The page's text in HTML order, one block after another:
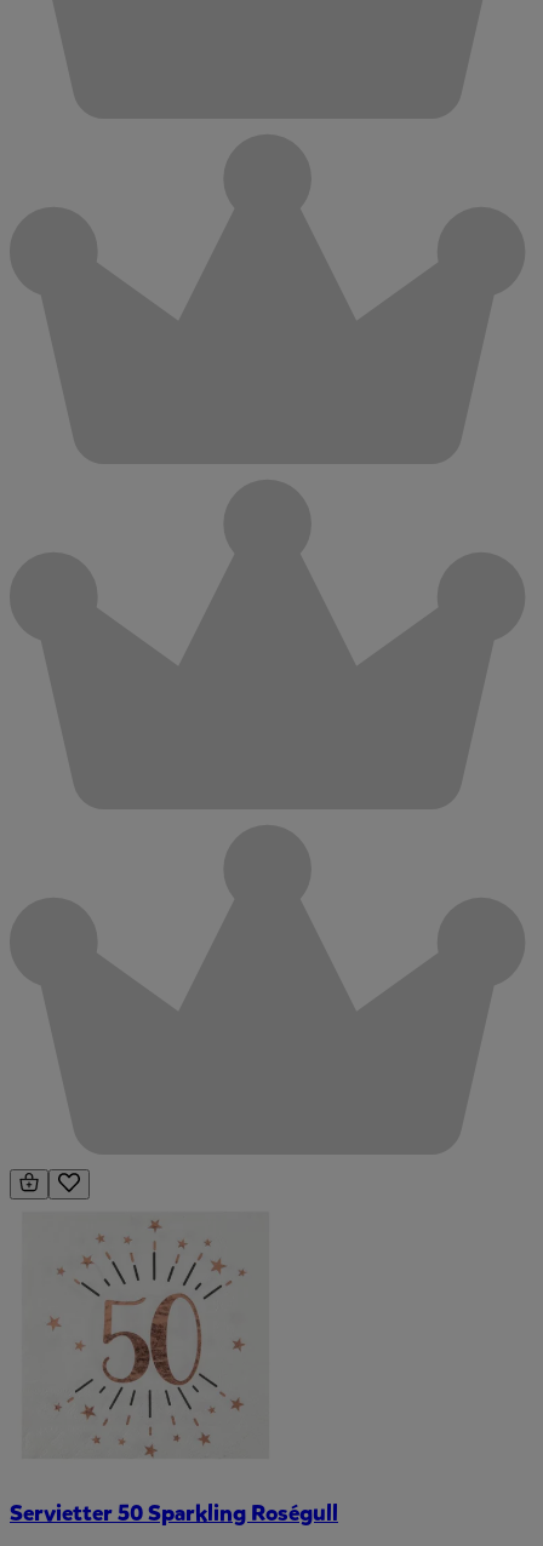
Servietter 50 Sparkling Roségull